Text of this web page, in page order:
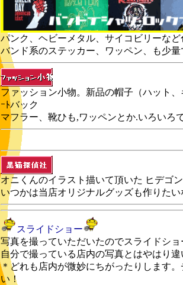
パンク、ヘビーメタル、サイコビリーなど
バンド系のステッカー、ワッペン、も少
ファッション小物。新品の帽子（ハット
ｰﾄバック
マフラー、靴ひも,ワッペンとか.いろいろ
オニくんのイラスト描いて頂いた ヒデゴ
いつかは当店オリジナルグッズも作りた
スライドショー
写真を撮っていただいたのでスライドシ
自分で撮っている店内の写真とはやはり
＊どれも店内が微妙にちがったりします
い！